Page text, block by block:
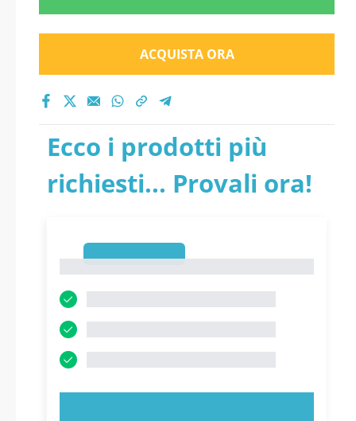
ACQUISTA ORA
Ecco i prodotti più
richiesti... Provali ora!